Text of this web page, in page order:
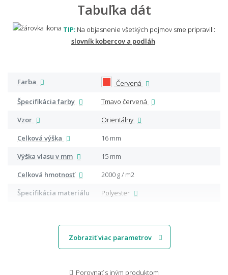
Tabuľka dát
TIP: Na objasnenie všetkých pojmov sme pripravili:
slovník kobercov a podláh
Farba
Červená
Špecifikácia farby
Tmavo červená
Vzor
Orientálny
Celková výška
16 mm
Výška vlasu v mm
15 mm
Celková hmotnosť
2000 g / m2
Špecifikácia materiálu
Polyester
Zobraziť viac parametrov
Porovnať s iným produktom